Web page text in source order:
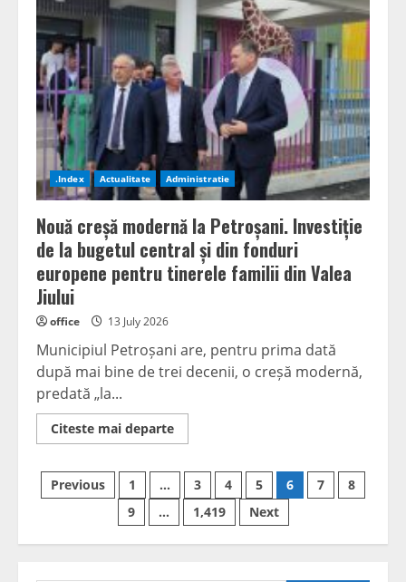
Contabilitatea
rămâne
un
pilon
al
unei
economii
sănătoase,
chiar
în
era
inteligenței
artificiale
.Index Actualitate Administratie
Nouă creșă modernă la Petroșani. Investiție
de la bugetul central și din fonduri
europene pentru tinerele familii din Valea
Jiului
office 13 July 2026
Municipiul Petroșani are, pentru prima dată
după mai bine de trei decenii, o creșă modernă,
predată „la...
Citeste mai departeRead
more
creșă
modernă
la
Petroșani.
Investiție
de
Posts
navigation
Previous 1 … 3 4 5 6 7
8
9
… 1,419 Next